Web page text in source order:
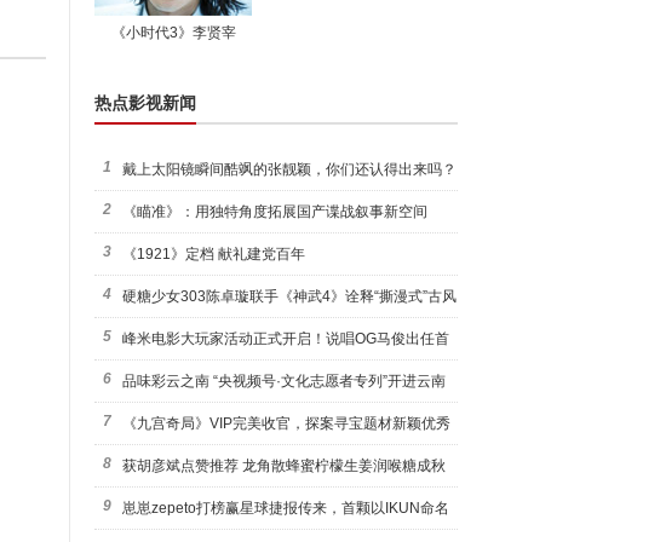
《小时代3》李贤宰
热点影视新闻
1 戴上太阳镜瞬间酷飒的张靓颖，你们还认得出来吗？
2 《瞄准》：用独特角度拓展国产谍战叙事新空间
3 《1921》定档 献礼建党百年
4 硬糖少女303陈卓璇联手《神武4》诠释“撕漫式”古风
造型
5 峰米电影大玩家活动正式开启！说唱OG马俊出任首
位大玩家
6 品味彩云之南 “央视频号·文化志愿者专列”开进云南
7 《九宫奇局》VIP完美收官，探案寻宝题材新颖优秀
成绩领跑
8 获胡彦斌点赞推荐 龙角散蜂蜜柠檬生姜润喉糖成秋
季护嗓新
9 崽崽zepeto打榜赢星球捷报传来，首颗以IKUN命名